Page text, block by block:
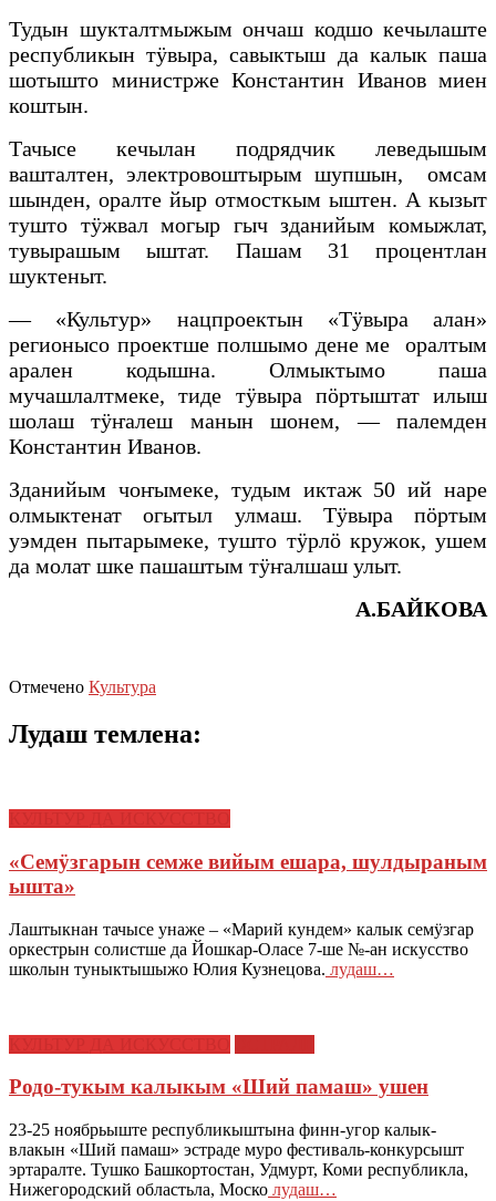
Тудын шукталтмыжым ончаш кодшо кечылаште
республикын тӱвыра, савыктыш да калык паша
шотышто министрже Константин Иванов миен
коштын.
Тачысе кечылан подрядчик леведышым
вашталтен, электровоштырым шупшын, омсам
шынден, оралте йыр отмосткым ыштен. А кызыт
тушто тӱжвал могыр гыч зданийым комыжлат,
тувырашым ыштат. Пашам 31 процентлан
шуктеныт.
— «Культур» нацпроектын «Тӱвыра алан»
регионысо проектше полшымо дене ме оралтым
арален кодышна. Олмыктымо паша
мучашлалтмеке, тиде тӱвыра пӧртыштат илыш
шолаш тӱҥалеш манын шонем, — палемден
Константин Иванов.
Зданийым чоҥымеке, тудым иктаж 50 ий наре
олмыктенат огытыл улмаш. Тӱвыра пӧртым
уэмден пытарымеке, тушто тӱрлӧ кружок, ушем
да молат шке пашаштым тӱҥалшаш улыт.
А.БАЙКОВА
Отмечено Культура
Лудаш темлена:
«Семӱзгарын семже вийым ешара, шулдыраным
ышта»
Лаштыкнан тачысе унаже – «Марий кундем» калык семӱзгар
оркестрын солистше да Йошкар-Оласе 7-ше №-ан искусство
школын туныктышыжо Юлия Кузнецова. лудаш…
Родо-тукым калыкым «Ший памаш» ушен
23-25 ноябрьыште республикыштына финн-угор калык-
влакын «Ший памаш» эстраде муро фестиваль-конкурсышт
эртаралте. Тушко Башкортостан, Удмурт, Коми республикла,
Нижегородский областьла, Моско лудаш…